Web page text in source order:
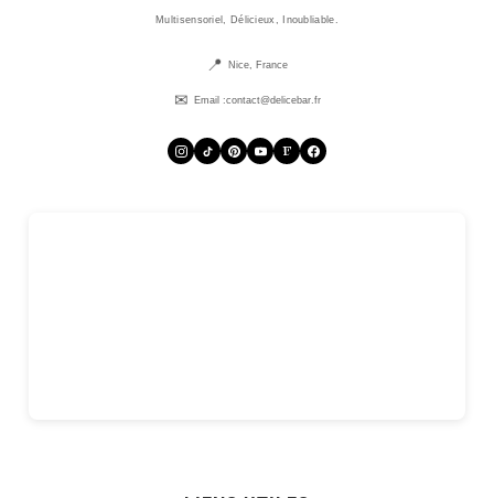
Multisensoriel, Délicieux, Inoubliable.
Nice, France
Email :contact@delicebar.fr